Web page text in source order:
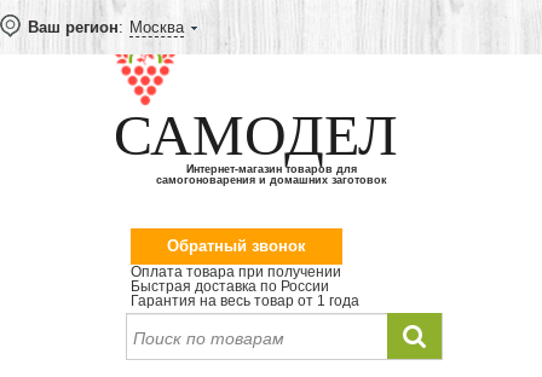
Ваш регион: Москва
САМОДЕЛ
Интернет-магазин товаров для
самогоноварения и домашних заготовок
Обратный звонок
Оплата товара при получении
Быстрая доставка по России
Гарантия на весь товар от 1 года